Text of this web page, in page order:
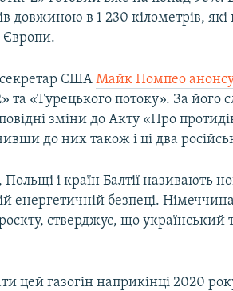
довжиною в 1 230 кілометрів,
Європи.
СШАМайк Помпео
та «Турецького потоку». За
зміни до Акту «Про
до них також і ці два
і країн Балтії називають
енергетичній безпеці.
стверджує, що український
цей газогін наприкінці 2020